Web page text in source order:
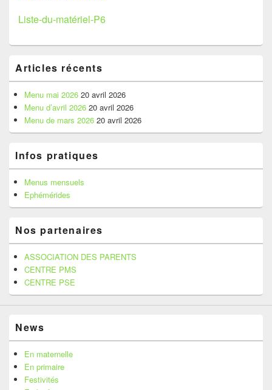
Liste-du-matériel-P6
principale
de
widget
pour
barre
latérale
Articles récents
Menu mai 2026 20 avril 2026
Menu d’avril 2026 20 avril 2026
Menu de mars 2026 20 avril 2026
Infos pratiques
Menus mensuels
Ephémérides
Nos partenaires
ASSOCIATION DES PARENTS
CENTRE PMS
CENTRE PSE
News
En maternelle
En primaire
Festivités